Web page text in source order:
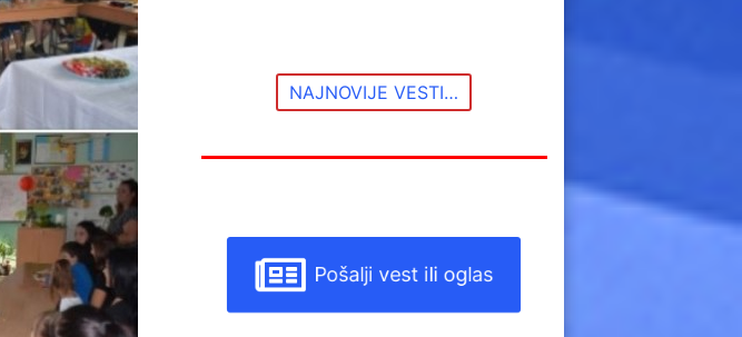
NAJNOVIJE VESTI…
Pošalji vest ili oglas